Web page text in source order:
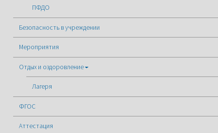
ПФДО
Безопасность в учреждении
Мероприятия
Отдых и оздоровление
Лагеря
ФГОС
Аттестация